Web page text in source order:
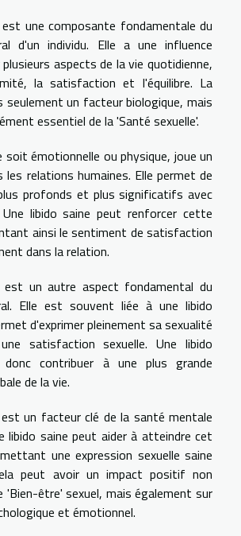
est une composante fondamentale du
d'un individu. Elle a une influence
aspects de la vie quotidienne,
la satisfaction et l'équilibre. La
seulement un facteur biologique, mais
essentiel de la 'Santé sexuelle'.
soit émotionnelle ou physique, joue un
les relations humaines. Elle permet de
profonds et plus significatifs avec
libido saine peut renforcer cette
ainsi le sentiment de satisfaction
dans la relation.
un autre aspect fondamental du
Elle est souvent liée à une libido
d'exprimer pleinement sa sexualité
satisfaction sexuelle. Une libido
donc contribuer à une plus grande
de la vie.
est un facteur clé de la santé mentale
libido saine peut aider à atteindre cet
une expression sexuelle saine
peut avoir un impact positif non
'Bien-être' sexuel, mais également sur
et émotionnel.